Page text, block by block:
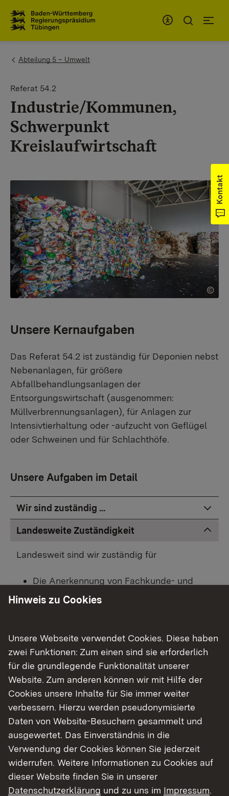
You are here:
Abteilung 5 – Umwelt
Referat 54.2
Industrie/Kommunen,
Schwerpunkt
Kreislaufwirtschaft
Unsere Kernaufgaben
Das Referat 54.2 ist zuständig für Deponien nebst
Nebenanlagen, für größere
Abfallbehandlungsanlagen der
Entsorgungswirtschaft (ausgenommen:
Müllverbrennungsanlagen), für Anlagen zur
Intensivtierhaltung oder -aufzucht von Geflügel
oder Schweinen und für Schlachthöfe.
Unsere Aufgaben im Detail
Wir sind zuständig ...
Landesweite Zuständigkeit
Landesweit sind wir zuständig für
Die Anerkennung von Fachkunde- und
Weiterbildungslehrgängen nach
§ 9 der
Entsorgungsfachbetriebeverordnung -
EfbV
§ 9 der Abfallbeauftragtenverodnung -
AbfBeauftrV
§ 4 in Verbindung mit Anhang 5
Nummer 9 der Deponieverordnung -
DepV
Die Bekanntgabe der für die
Fremdkontrolle zuständigen Stellen nach
§ 11 Abs. 4 der Gewerbeabfallverordnung -
GewAbfV
Kontakt
Hinweis zu Cookies
Unsere Webseite verwendet Cookies. Diese haben
zwei Funktionen: Zum einen sind sie erforderlich
für die grundlegende Funktionalität unserer
Website. Zum anderen können wir mit Hilfe der
Cookies unsere Inhalte für Sie immer weiter
verbessern. Hierzu werden pseudonymisierte
Daten von Website-Besuchern gesammelt und
ausgewertet. Das Einverständnis in die
Verwendung der Cookies können Sie jederzeit
widerrufen. Weitere Informationen zu Cookies auf
dieser Website finden Sie in unserer
Datenschutzerklärung und zu uns im Impressum.